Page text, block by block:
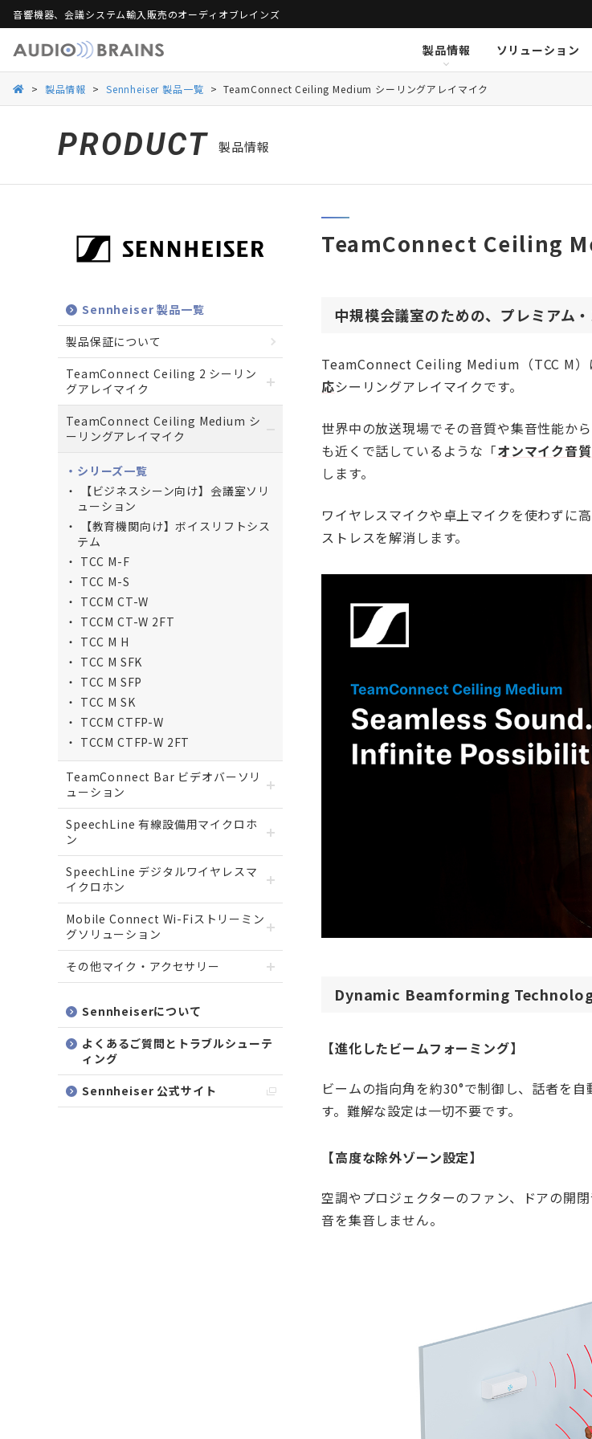
音響機器、会議システム輸入販売のオーディオブレインズ
製品情報
Danacoid
INOGENI K-array
Luminex
RDL
Taguchi
Televic TiMax Violet
ソリューション
Danacoid
INOGENI K-array
Luminex
RDL
Taguchi
Televic TiMax Violet
> 製品情報 > Sennheiser 製品一覧 > TeamConnect Ceiling Medium シーリングアレイマイク
PRODUCT 製品情報
Sennheiser 製品一覧
製品保証について
TeamConnect Ceiling 2 シーリン
グアレイマイク
TeamConnect Ceiling Medium シ
ーリングアレイマイク
シリーズ一覧
【ビジネスシーン向け】会議室ソリ
ューション
【教育機関向け】ボイスリフトシス
テム
TCC M-F
TCC M-S
TCCM CT-W
TCCM CT-W 2FT
TCC M H
TCC M SFK
TCC M SFP
TCC M SK
TCCM CTFP-W
TCCM CTFP-W 2FT
TeamConnect Bar ビデオバーソリ
ューション
SpeechLine 有線設備用マイクロホ
ン
SpeechLine デジタルワイヤレスマ
イクロホン
Mobile Connect Wi-Fiストリーミン
グソリューション
その他マイク・アクセサリー
Sennheiserについて
よくあるご質問とトラブルシューテ
ィング
Sennheiser 公式サイト
TeamConnect Ceiling
中規模会議室のための、プレミアム
TeamConnect Ceiling Medium（TCC M）
応シーリングアレイマイクです。
世界中の放送現場でその音質や集音性能か
も近くで話しているような「オンマイク音質
します。
ワイヤレスマイクや卓上マイクを使わずに
ストレスを解消します。
Dynamic Beamforming
【進化したビームフォーミング】
ビームの指向角を約30°で制御し、話者を
す。難解な設定は一切不要です。
【高度な除外ゾーン設定】
空調やプロジェクターのファン、ドアの開
音を集音しません。